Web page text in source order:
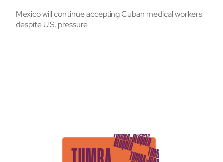
Mexico will continue accepting Cuban medical workers
despite U.S. pressure